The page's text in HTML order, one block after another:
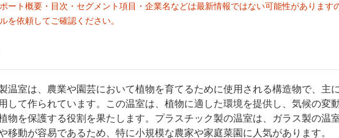
ート概要・目次・セグメント項目・企業名などは最新情報ではない可能性があります
を依頼してご確認ください。
温室は、農業や園芸において植物を育てるために使用される構造物で、主
して作られています。この温室は、植物に適した環境を提供し、気候の変
物を保護する役割を果たします。プラスチック製の温室は、ガラス製の温
移動が容易であるため、特に小規模な農家や家庭菜園に人気があります。